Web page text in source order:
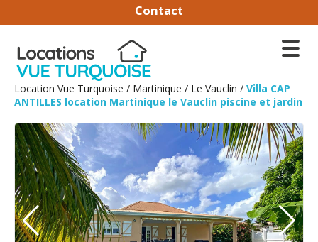
Contact
Location Vue Turquoise / Martinique / Le Vauclin / Villa CAP
ANTILLES location Martinique le Vauclin piscine et jardin